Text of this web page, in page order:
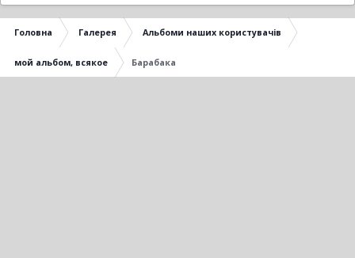
Головна Галерея Альбоми наших користувачів
мой альбом, всякое Барабака